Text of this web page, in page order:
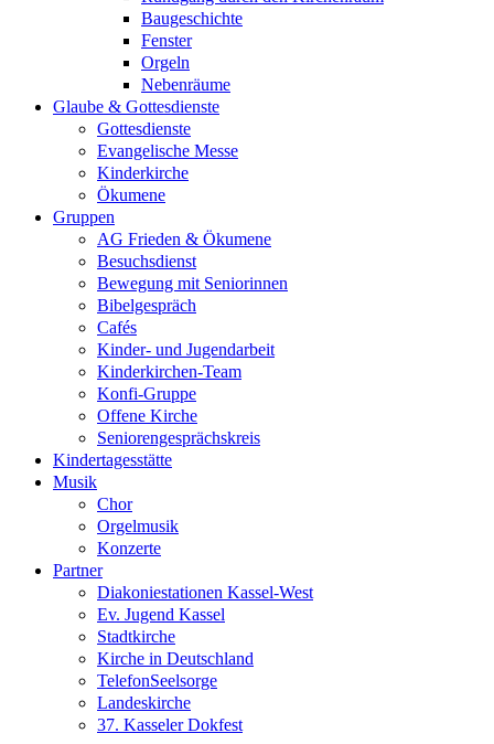
Baugeschichte
Fenster
Orgeln
Nebenräume
Glaube & Gottesdienste
Gottesdienste
Evangelische Messe
Kinderkirche
Ökumene
Gruppen
AG Frieden & Ökumene
Besuchsdienst
Bewegung mit Seniorinnen
Bibelgespräch
Cafés
Kinder- und Jugendarbeit
Kinderkirchen-Team
Konfi-Gruppe
Offene Kirche
Seniorengesprächskreis
Kindertagesstätte
Musik
Chor
Orgelmusik
Konzerte
Partner
Diakoniestationen Kassel-West
Ev. Jugend Kassel
Stadtkirche
Kirche in Deutschland
TelefonSeelsorge
Landeskirche
37. Kasseler Dokfest